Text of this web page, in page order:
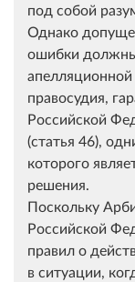
под собой
Однако
ошибки
апелляционной
правосудия,
Российской
(статья 46),
которого
решения.
Поскольку
Российской
правил о
в ситуации,